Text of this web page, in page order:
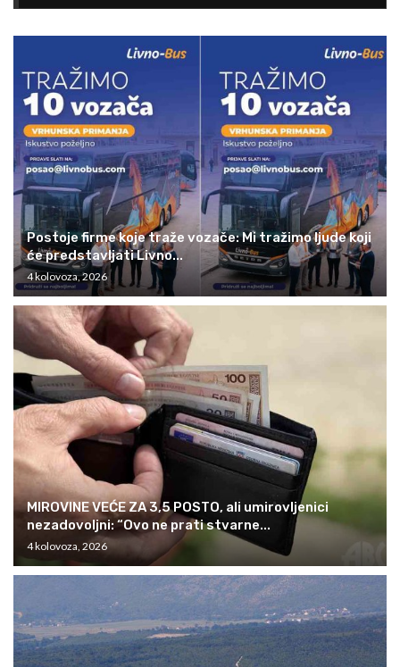
Postoje firme koje traže vozače: Mi tražimo ljude koji
će predstavljati Livno...
4 kolovoza, 2026
MIROVINE VEĆE ZA 3,5 POSTO, ali umirovljenici
nezadovoljni: “Ovo ne prati stvarne...
4 kolovoza, 2026